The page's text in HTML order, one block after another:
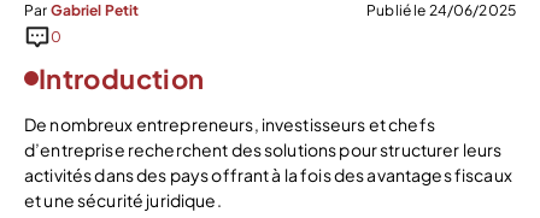
Par Gabriel Petit
Publié le 24/06/2025
0
Introduction
De nombreux entrepreneurs, investisseurs et chefs
d’entreprise recherchent des solutions pour structurer leurs
activités dans des pays offrant à la fois des avantages fiscaux
et une sécurité juridique.